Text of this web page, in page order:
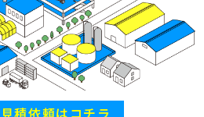
積依頼はコチラ